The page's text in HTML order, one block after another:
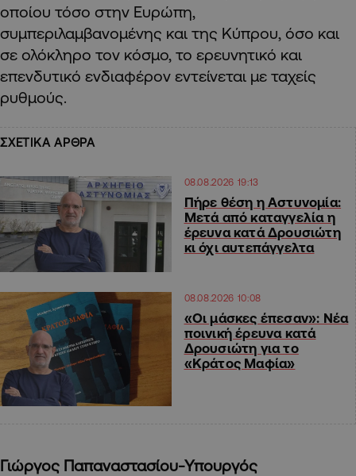
οποίου τόσο στην Ευρώπη,
συμπεριλαμβανομένης και της Κύπρου, όσο και
σε ολόκληρο τον κόσμο, το ερευνητικό και
επενδυτικό ενδιαφέρον εντείνεται με ταχείς
ρυθμούς.
ΣΧΕΤΙΚΑ ΑΡΘΡΑ
08.08.2026 19:13
Πήρε θέση η Αστυνομία:
Μετά από καταγγελία η
έρευνα κατά Δρουσιώτη
κι όχι αυτεπάγγελτα
08.08.2026 10:08
«Οι μάσκες έπεσαν»: Νέα
ποινική έρευνα κατά
Δρουσιώτη για το
«Κράτος Μαφία»
Γιώργος Παπαναστασίου-Υπουργός